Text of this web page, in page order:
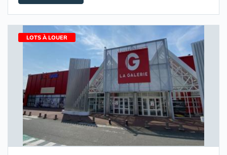
LOTS À LOUER